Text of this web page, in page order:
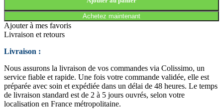
Achetez maintenant
Ajouter à mes favoris
Livraison et retours
Livraison :
Nous assurons la livraison de vos commandes via Colissimo, un
service fiable et rapide. Une fois votre commande validée, elle est
préparée avec soin et expédiée dans un délai de 48 heures. Le temps
de livraison standard est de 2 à 5 jours ouvrés, selon votre
localisation en France métropolitaine.